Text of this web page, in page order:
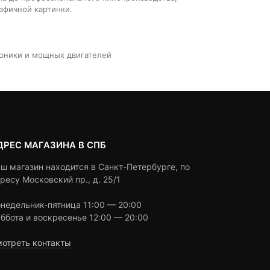
картинки.
и мощных двигателей
МАГАЗИНА В СПБ
магазин находится в Санкт-Петербурге, по
Московский пр., д. 25/1
пятница 11:00 — 20:00
и воскресенье 12:00 — 20:00
контакты